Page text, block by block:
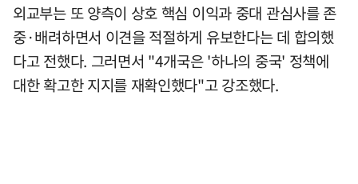
외교부는 또 양측이 상호 핵심 이익과 중대 관심사를 존
중·배려하면서 이견을 적절하게 유보한다는 데 합의했
다고 전했다. 그러면서 "4개국은 '하나의 중국' 정책에
대한 확고한 지지를 재확인했다"고 강조했다.